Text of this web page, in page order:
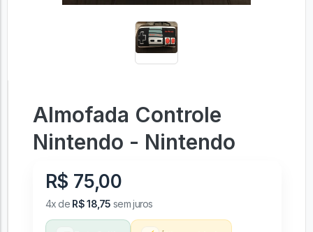
Almofada Controle
Nintendo - Nintendo
R$ 75,00
4x de R$ 18,75 sem juros